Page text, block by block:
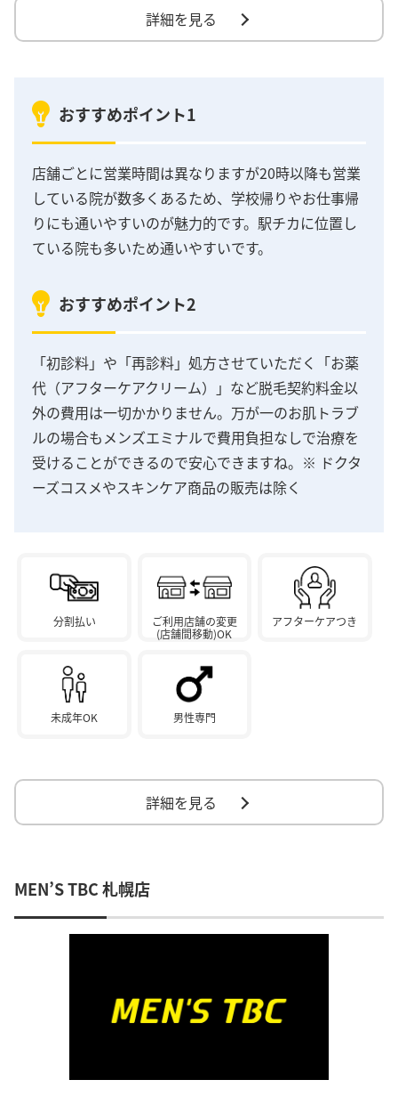
詳細を見る
おすすめポイント1
店舗ごとに営業時間は異なりますが20時以降も営業
している院が数多くあるため、学校帰りやお仕事帰
りにも通いやすいのが魅力的です。駅チカに位置し
ている院も多いため通いやすいです。
おすすめポイント2
「初診料」や「再診料」処方させていただく「お薬
代（アフターケアクリーム）」など脱毛契約料金以
外の費用は一切かかりません。万が一のお肌トラブ
ルの場合もメンズエミナルで費用負担なしで治療を
受けることができるので安心できますね。※ ドクタ
ーズコスメやスキンケア商品の販売は除く
分割払い
ご利用店舗の変更
(店舗間移動)OK
アフターケアつき
未成年OK 男性専門
詳細を見る
MEN’S TBC 札幌店